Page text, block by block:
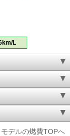
L
デルの燃費TOPへ